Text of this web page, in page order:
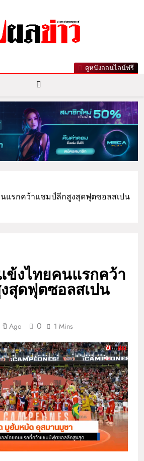
ข่าว.com
ข่าวกีฬารอบโลก เลขเด็ดหวยดัง ตรวจ
ดูหนังออนไลน์ฟรี
แรกคว้าแชมป์ลีกสูงสุดฟุตซอลสเปน
งไทยคนแรกคว้า
สุดฟุตซอลสเปน
ปี Ago 0 1 Mins